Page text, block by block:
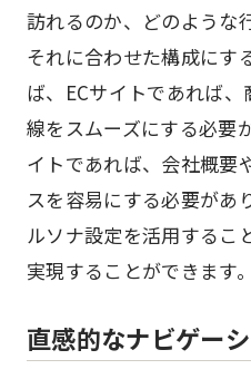
訪れるのか、どのような
それに合わせた構成にす
ば、ECサイトであれば
線をスムーズにする必要
イトであれば、会社概要
スを容易にする必要があ
ルソナ設定を活用するこ
実現することができます。
直感的なナビゲー